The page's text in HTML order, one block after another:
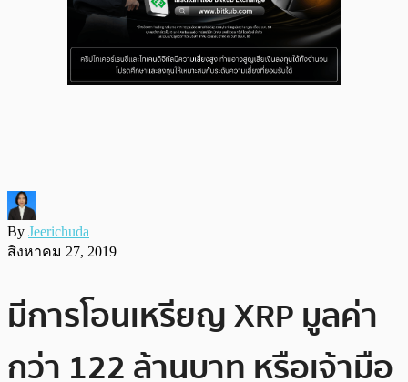
By Jeerichuda
สิงหาคม 27, 2019
มีการโอนเหรียญ XRP มูลค่า
กว่า 122 ล้านบาท หรือเจ้ามือ